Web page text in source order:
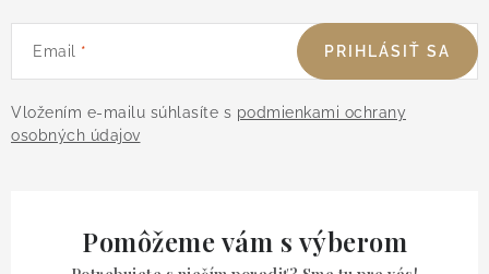
Email
Vložením e-mailu súhlasíte s podmienkami ochrany
osobných údajov
PRIHLÁSIŤ SA
Pomôžeme vám s výberom